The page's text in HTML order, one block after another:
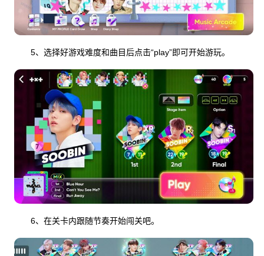
5、选择好游戏难度和曲目后点击“play”即可开始游玩。
6、在关卡内跟随节奏开始闯关吧。